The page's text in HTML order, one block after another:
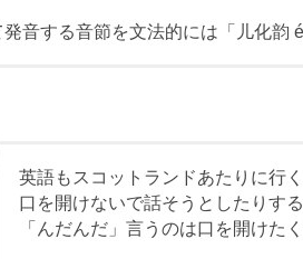
音する音節を文法的には「儿化韵
英語もスコットランドあたりに行
口を開けないで話そうとしたりす
「んだんだ」言うのは口を開けた